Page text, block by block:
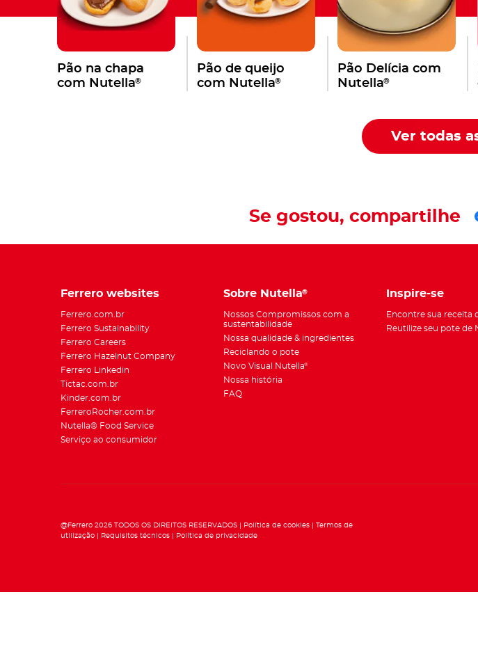
Pão na chapa
com Nutella®
Pão de queijo
com Nutella®
Pão Delícia com
Nutella​®
Ver todas
Se gostou, compartilhe​
Ferrero websites
Ferrero.com.br
Ferrero Sustainability
Ferrero Careers
Ferrero Hazelnut Company
Ferrero Linkedin
Tictac.com.br
Kinder.com.br
FerreroRocher.com.br
Nutella® Food Service
Serviço ao consumidor
Sobre Nutella®
Nossos Compromissos com a
sustentabilidade
Nossa qualidade & ingredientes
Reciclando o pote
Novo Visual Nutella®
Nossa história
FAQ
Inspire-se
Encontre sua receita
Reutilize seu pote de
@Ferrero 2026 TODOS OS DIREITOS RESERVADOS Política de cookies
Termos de
utilização
Requisitos técnicos Política de privacidade